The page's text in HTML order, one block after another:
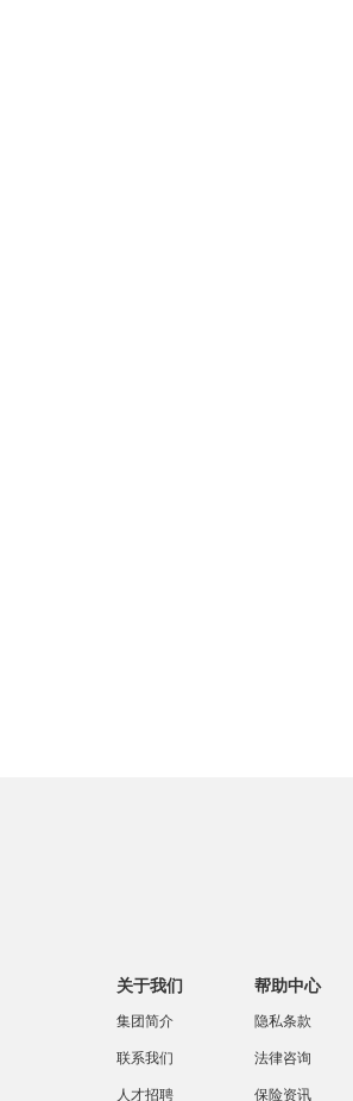
关于我们
集团简介
联系我们
人才招聘
帮助中心
隐私条款
法律咨询
保险资讯